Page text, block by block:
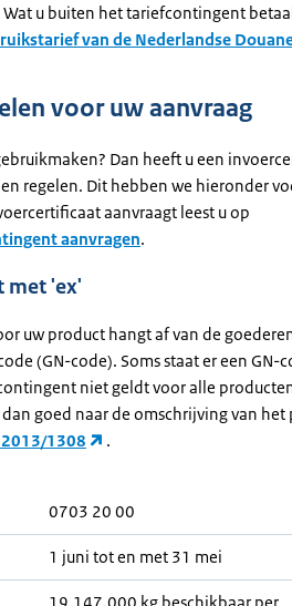
u buiten het tariefcontingent
van de Nederlandse
voor uw aanvraag
Dan heeft u een
regelen. Dit hebben we hieronder
aanvraagt leest u op
aanvragen.
met 'ex'
uw product hangt af van de
(GN-code). Soms staat er een GN-
niet geldt voor alle
goed naar de omschrijving van het
1308 .
0703 20 00
1 juni tot en met 31 mei